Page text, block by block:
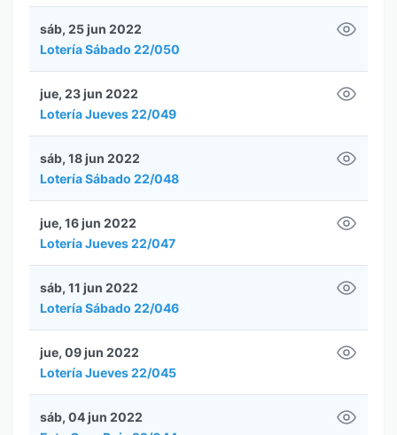
Lotería Sábado 22/050
sáb, 25 jun 2022
Lotería Jueves 22/049
jue, 23 jun 2022
Lotería Sábado 22/048
sáb, 18 jun 2022
Lotería Jueves 22/047
jue, 16 jun 2022
Lotería Sábado 22/046
sáb, 11 jun 2022
Lotería Jueves 22/045
jue, 09 jun 2022
sáb, 04 jun 2022